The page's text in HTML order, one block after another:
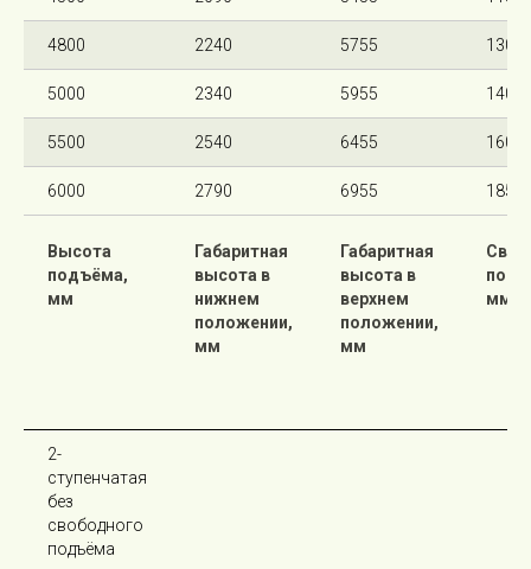
4800 2240 5755 1300
5000 2340 5955 1400
5500 2540 6455 1600
6000 2790 6955 1850
Высота
подъёма,
мм
Габаритная
высота в
нижнем
положении,
мм
Габаритная
высота в
верхнем
положении,
мм
мм
2-
ступенчатая
без
свободного
подъёма